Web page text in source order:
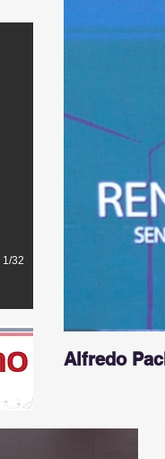
1/32
Alfredo